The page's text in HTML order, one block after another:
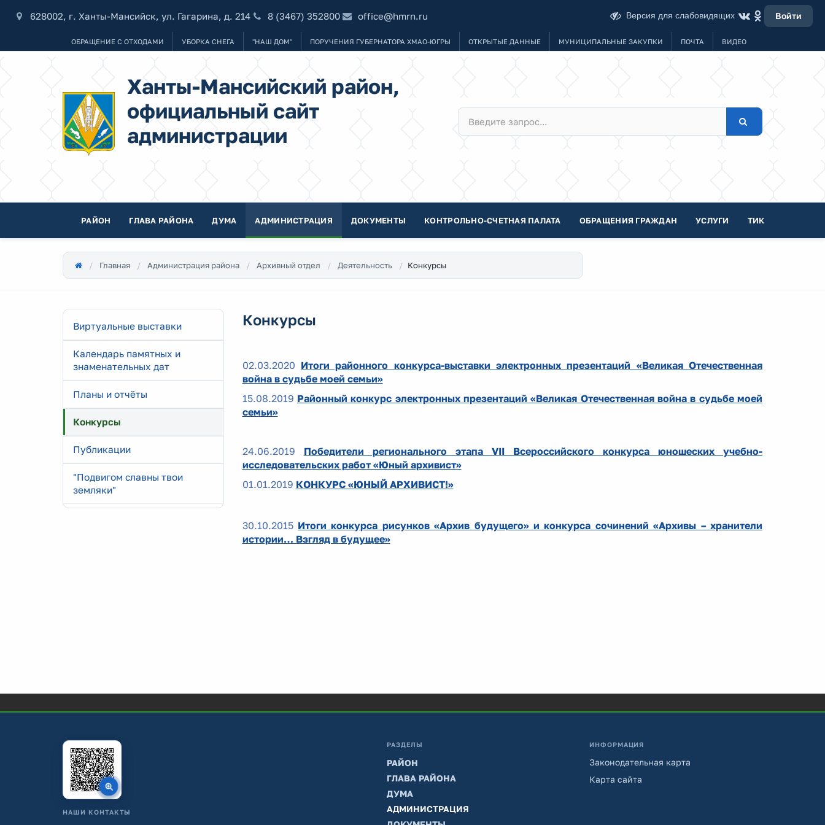
628002, г. Ханты-Мансийск, ул. Гагарина, д. 214 8 (3467) 352800 office@hmrn.ru Версия для слабовидящих Войти
ОБРАЩЕНИЕ С ОТХОДАМИ УБОРКА СНЕГА "НАШ ДОМ" ПОРУЧЕНИЯ ГУБЕРНАТОРА ХМАО-ЮГРЫ ОТКРЫТЫЕ ДАННЫЕ МУНИЦИПАЛЬНЫЕ ЗАКУПКИ ПОЧТА ВИДЕО
Ханты-Мансийский район,
официальный сайт
администрации
РАЙОН ГЛАВА РАЙОНА ДУМА АДМИНИСТРАЦИЯ ДОКУМЕНТЫ КОНТРОЛЬНО-СЧЕТНАЯ ПАЛАТА ОБРАЩЕНИЯ ГРАЖДАН УСЛУГИ ТИК
Главная Администрация района Архивный отдел Деятельность Конкурсы
Виртуальные выставки
Календарь памятных и
знаменательных дат
Планы и отчёты
Конкурсы
Публикации
"Подвигом славны твои
земляки"
Конкурсы
02.03.2020 Итоги районного конкурса-выставки электронных презентаций «Великая Отечественная
война в судьбе моей семьи»
15.08.2019 Районный конкурс электронных презентаций «Великая Отечественная война в судьбе моей
семьи»
24.06.2019
Победители регионального этапа VII Всероссийского конкурса юношеских учебно-
исследовательских работ «Юный архивист»
01.01.2019 КОНКУРС «ЮНЫЙ АРХИВИСТ!»
30.10.2015 Итоги конкурса рисунков «Архив будущего» и конкурса сочинений «Архивы – хранители
истории… Взгляд в будущее»
НАШИ КОНТАКТЫ
РАЗДЕЛЫ
РАЙОН
ГЛАВА РАЙОНА
ДУМА
АДМИНИСТРАЦИЯ
ИНФОРМАЦИЯ
Законодательная карта
Карта сайта